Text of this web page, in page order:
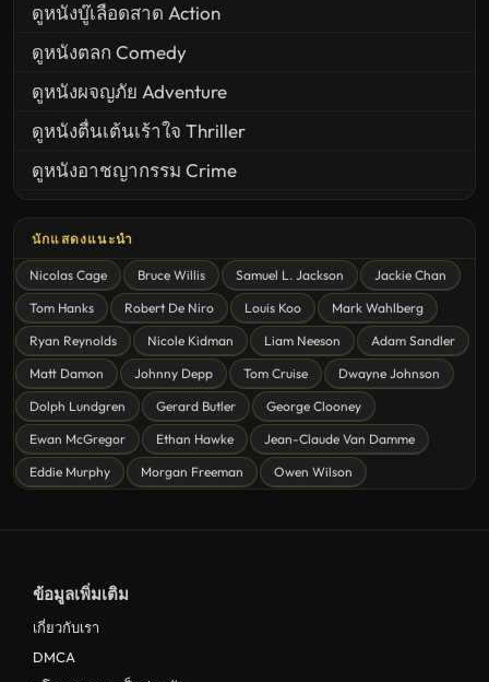
ดูหนังบู๊เลือดสาด Action
ดูหนังตลก Comedy
ดูหนังผจญภัย Adventure
ดูหนังตื่นเต้นเร้าใจ Thriller
ดูหนังอาชญากรรม Crime
ดูหนังสยองขวัญ Horror
ดูหนังโรแมนติก Romance
หนังชีวิต
ดูหนังแฟนตาซี Fantasy
ดูหนังลึกลับ Mystery
ดูหนังอนิเมชั่น Animation
ดูหนังไซไฟ Sci-Fi
ดูหนังญี่ปุ่น Japan
นักแสดงแนะนำ
Nicolas Cage Bruce Willis Samuel L. Jackson
Jackie Chan
Tom Hanks
Robert De Niro Louis Koo
Mark Wahlberg
Ryan Reynolds
Nicole Kidman Liam Neeson
Adam Sandler
Matt Damon
Johnny Depp Tom Cruise
Dwayne Johnson
Dolph Lundgren
Gerard Butler
George Clooney
Ewan McGregor
Ethan Hawke
Jean-Claude Van Damme
Eddie Murphy
Morgan Freeman Owen Wilson
ข้อมูลเพิ่มเติม
เกี่ยวกับเรา
DMCA